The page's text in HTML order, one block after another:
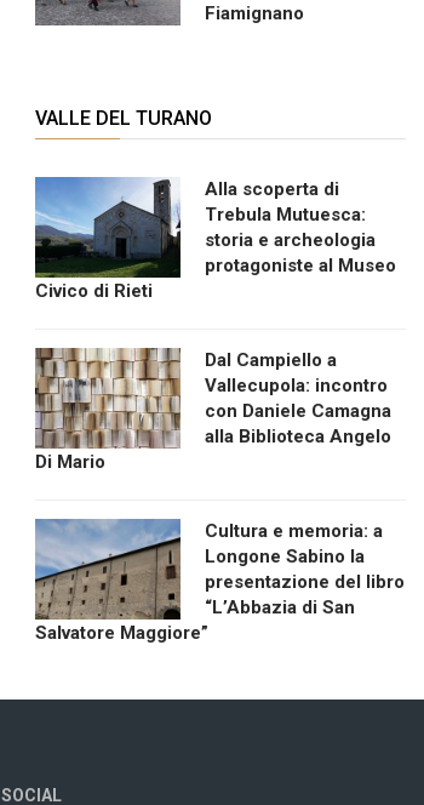
Fiamignano
VALLE DEL TURANO
Alla scoperta di
Trebula Mutuesca:
storia e archeologia
protagoniste al Museo
Civico di Rieti
Dal Campiello a
Vallecupola: incontro
con Daniele Camagna
alla Biblioteca Angelo
Di Mario
Cultura e memoria: a
Longone Sabino la
presentazione del libro
“L’Abbazia di San
Salvatore Maggiore”
SOCIAL